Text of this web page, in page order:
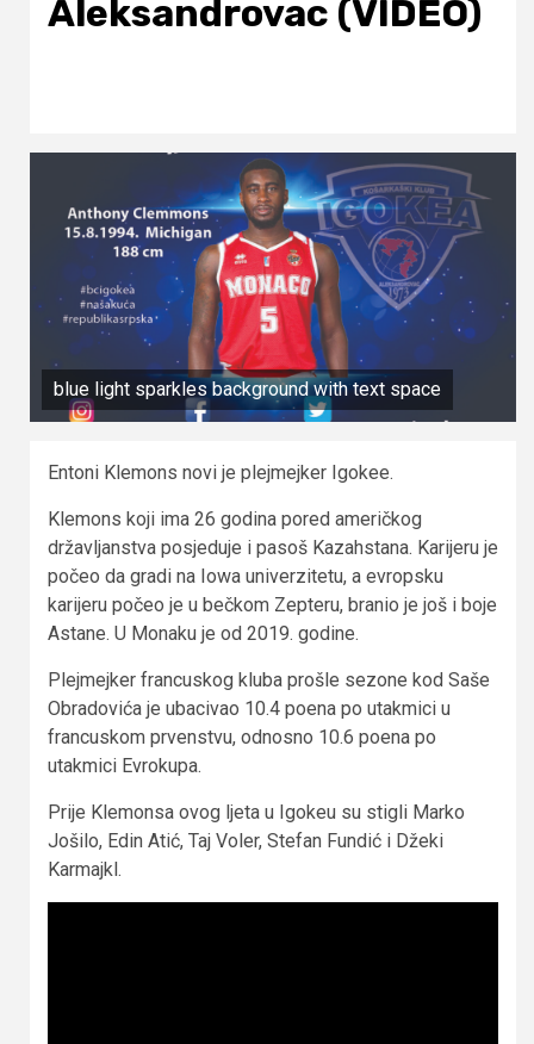
Aleksandrovac (VIDEO)
blue light sparkles background with text space
Entoni Klemons novi je plejmejker Igokee.
Klemons koji ima 26 godina pored američkog
državljanstva posjeduje i pasoš Kazahstana. Karijeru je
počeo da gradi na Iowa univerzitetu, a evropsku
karijeru počeo je u bečkom Zepteru, branio je još i boje
Astane. U Monaku je od 2019. godine.
Plejmejker francuskog kluba prošle sezone kod Saše
Obradovića je ubacivao 10.4 poena po utakmici u
francuskom prvenstvu, odnosno 10.6 poena po
utakmici Evrokupa.
Prije Klemonsa ovog ljeta u Igokeu su stigli Marko
Jošilo, Edin Atić, Taj Voler, Stefan Fundić i Džeki
Karmajkl.